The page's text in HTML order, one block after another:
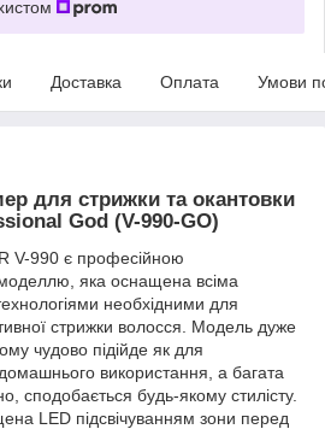
Доставка Оплата Умови
для стрижки та окантовки
God (V-990-GO)
V-990 є професійною
яка оснащена всіма
необхідними для
стрижки волосся. Модель дуже
чудово підійде як для
використання, а багата
сподобається будь-якому стилісту.
LED підсвічуванням зони перед